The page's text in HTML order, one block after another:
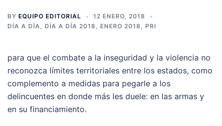
BY EQUIPO EDITORIAL
12 ENERO, 2018
DÍA A DÍA, DÍA A DÍA 2018 , ENERO 2018 , PRI
para que el combate a la inseguridad y la violencia no
reconozca límites territoriales entre los estados, como
complemento a medidas para pegarle a los
delincuentes en donde más les duele: en las armas y
en su financiamiento.